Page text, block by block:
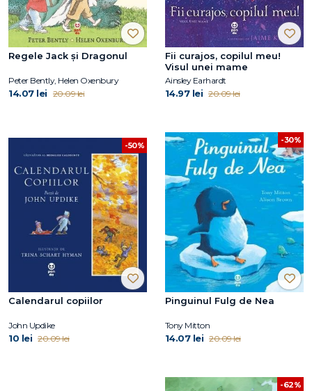
Regele Jack şi Dragonul
Peter Bently, Helen Oxenbury
14.07 lei 20.09 lei
Fii curajos, copilul meu!
Visul unei mame
Ainsley Earhardt
14.97 lei 20.09 lei
-50%
Calendarul copiilor
John Updike
10 lei 20.09 lei
-30%
Pinguinul Fulg de Nea
Tony Mitton
14.07 lei 20.09 lei
-62%